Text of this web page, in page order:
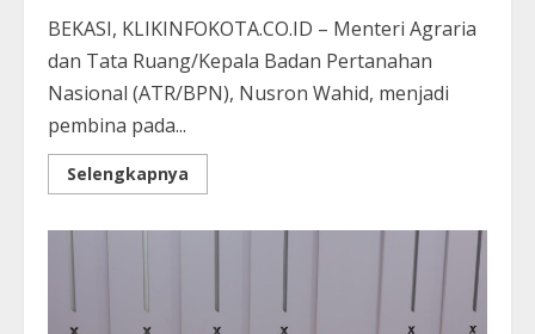
BEKASI, KLIKINFOKOTA.CO.ID – Menteri Agraria
dan Tata Ruang/Kepala Badan Pertanahan
Nasional (ATR/BPN), Nusron Wahid, menjadi
pembina pada...
Selengkapnya